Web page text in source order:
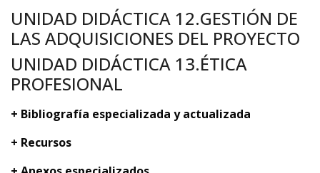
UNIDAD DIDÁCTICA 12.GESTIÓN DE
LAS ADQUISICIONES DEL PROYECTO
UNIDAD DIDÁCTICA 13.ÉTICA
PROFESIONAL
+ Bibliografía especializada y actualizada
+ Recursos